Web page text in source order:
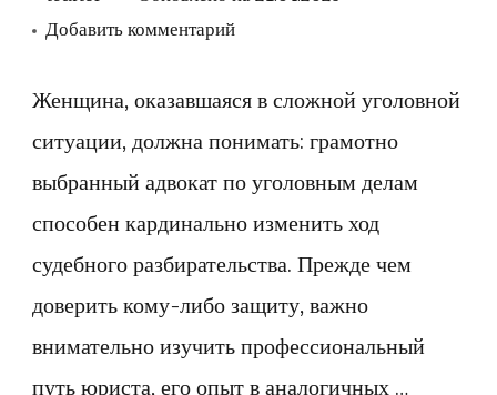
Добавить комментарийк
Советы
как
выбрать
адвоката
по
уголовным
Женщина, оказавшаяся в сложной уголовной
ситуации, должна понимать: грамотно
выбранный адвокат по уголовным делам
способен кардинально изменить ход
судебного разбирательства. Прежде чем
доверить кому-либо защиту, важно
внимательно изучить профессиональный
путь юриста, его опыт в аналогичных …